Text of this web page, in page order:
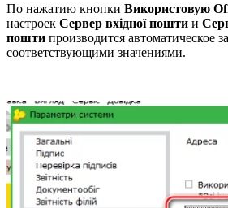
По нажатию кнопки Використовую
настроек Сервер вхідної пошти и
пошти производится автоматическое
соответствующими значениями.